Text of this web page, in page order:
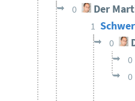
0 Der
1
0
0
0